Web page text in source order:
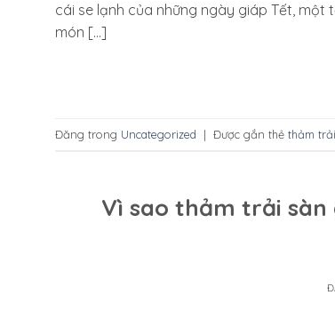
cái se lạnh của những ngày giáp Tết,
món […]
Đăng trong Uncategorized | Được gắn thẻ thảm
Vì sao thảm trải sàn